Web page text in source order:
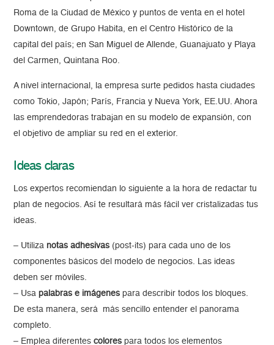
Roma de la Ciudad de México y puntos de venta en el hotel
Downtown, de Grupo Habita, en el Centro Histórico de la
capital del país; en San Miguel de Allende, Guanajuato y Playa
del Carmen, Quintana Roo.
A nivel internacional, la empresa surte pedidos hasta ciudades
como Tokio, Japón; París, Francia y Nueva York, EE.UU. Ahora
las emprendedoras trabajan en su modelo de expansión, con
el objetivo de ampliar su red en el exterior.
Ideas claras
Los expertos recomiendan lo siguiente a la hora de redactar tu
plan de negocios. Así te resultará más fácil ver cristalizadas tus
ideas.
– Utiliza notas adhesivas (post-its) para cada uno de los
componentes básicos del modelo de negocios. Las ideas
deben ser móviles.
– Usapalabras e imágenes para describir todos los bloques.
De esta manera, será más sencillo entender el panorama
completo.
– Emplea diferentescolorespara todos los elementos